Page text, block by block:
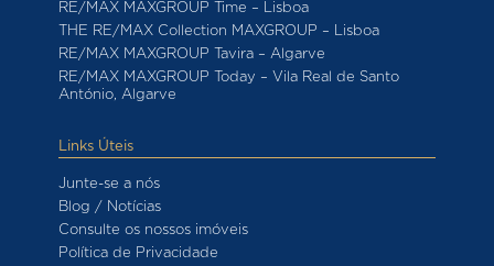
RE/MAX MAXGROUP Time – Lisboa
THE RE/MAX Collection MAXGROUP – Lisboa
RE/MAX MAXGROUP Tavira – Algarve
RE/MAX MAXGROUP Today – Vila Real de Santo
António, Algarve
Links Úteis
Junte-se a nós
Blog / Notícias
Consulte os nossos imóveis
Política de Privacidade